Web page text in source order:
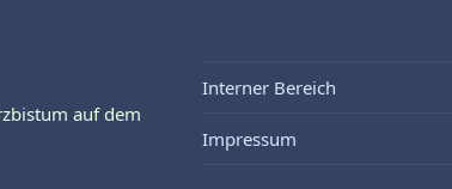
auf dem
Interner Bereich
Impressum